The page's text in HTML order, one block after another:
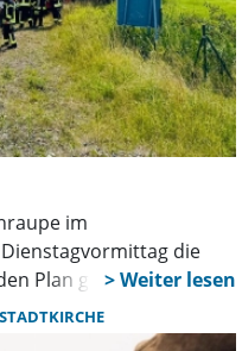
im
die
Plan gerufen. Dank
und des schnellen
eine Ausbreitung des